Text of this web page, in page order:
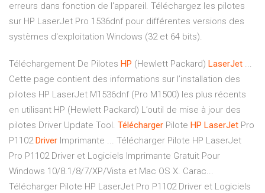
erreurs dans fonction de l'appareil. Téléchargez les pilotes
sur HP LaserJet Pro 1536dnf pour différentes versions des
systèmes d'exploitation Windows (32 et 64 bits).
Téléchargement De Pilotes HP (Hewlett Packard) LaserJet ...
Cette page contient des informations sur l’installation des
pilotes HP LaserJet M1536dnf (Pro M1500) les plus récents
en utilisant HP (Hewlett Packard) L’outil de mise à jour des
pilotes Driver Update Tool. Télécharger Pilote HP LaserJet Pro
P1102 Driver Imprimante ... Télécharger Pilote HP LaserJet
Pro P1102 Driver et Logiciels Imprimante Gratuit Pour
Windows 10/8.1/8/7/XP/Vista et Mac OS X. Carac...
Télécharger Pilote HP LaserJet Pro P1102 Driver et Logiciels